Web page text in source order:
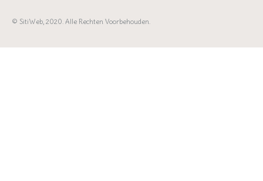
© SitiWeb, 2020. Alle Rechten Voorbehouden.